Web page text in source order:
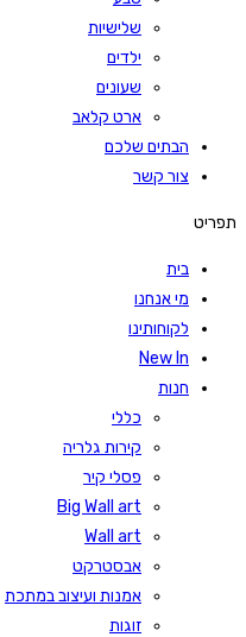
שלישיות
ילדים
שעונים
ארט קלאב
הבתים שלכם
צור קשר
תפריט
בית
מי אנחנו
לקוחותינו
New In
חנות
כללי
קירות גלריה
פסלי קיר
Big Wall art
Wall art
אבסטרקט
אמנות ועיצוב במתכת
זוגות